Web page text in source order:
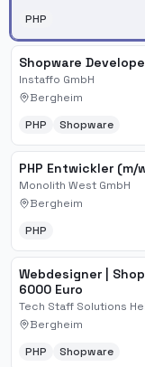
PHP
Shopware
Instaffo GmbH
Bergheim
PHP Shopware
PHP Entwickler (m/
Monolith West GmbH
Bergheim
PHP
Webdesigner |
6000 Euro
Tech Staff Solutions
Bergheim
PHP Shopware